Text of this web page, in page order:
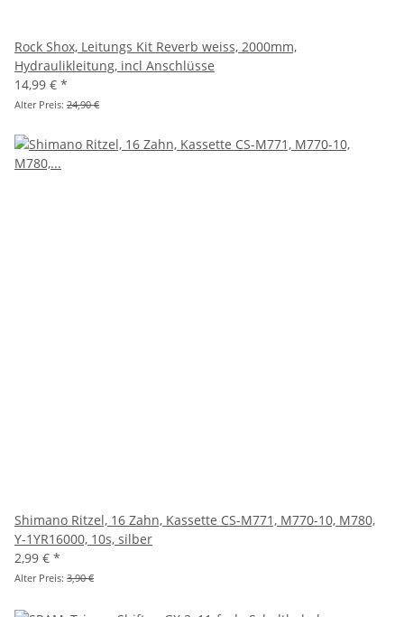
Rock Shox, Leitungs Kit Reverb weiss, 2000mm,
Hydraulikleitung, incl Anschlüsse
14,99 € *
Alter Preis: 24,90 €
Shimano Ritzel, 16 Zahn, Kassette CS-M771, M770-10, M780,
Y-1YR16000, 10s, silber
2,99 € *
Alter Preis: 3,90 €